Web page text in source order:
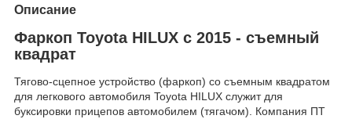
Описание
Фаркоп Toyota HILUX с 2015 - съемный
квадрат
Тягово-сцепное устройство (фаркоп) со съемным квадратом
для легкового автомобиля Toyota HILUX служит для
буксировки прицепов автомобилем (тягачом). Компания ПТ